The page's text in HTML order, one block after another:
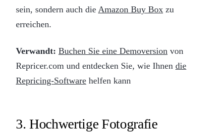
sein, sondern auch die Amazon Buy Box zu
erreichen.
Verwandt: Buchen Sie eine Demoversion von
Repricer.com und entdecken Sie, wie Ihnen die
Repricing-Software helfen kann
3. Hochwertige Fotografie